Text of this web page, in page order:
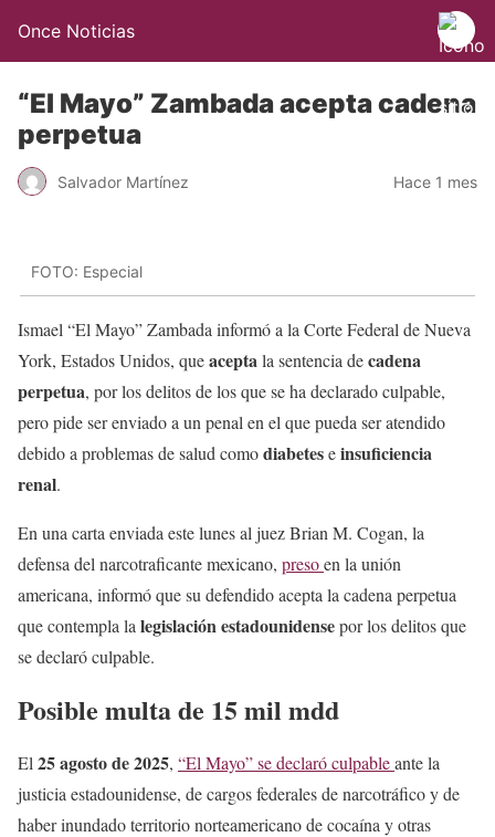
Once Noticias
“El Mayo” Zambada acepta cadena
perpetua
Salvador Martínez Hace 1 mes
FOTO: Especial
Ismael “El Mayo” Zambada informó a la Corte Federal de Nueva
York, Estados Unidos, queaceptala sentencia decadena
perpetua, por los delitos de los que se ha declarado culpable,
pero pide ser enviado a un penal en el que pueda ser atendido
debido a problemas de salud comodiabeteseinsuficiencia
renal.
En una carta enviada este lunes al juez Brian M. Cogan, la
defensa del narcotraficante mexicano, presoen la unión
americana, informó que su defendido acepta la cadena perpetua
que contempla la legislación estadounidensepor los delitos que
se declaró culpable.
Posible multa de 15 mil mdd
El 25 agosto de 2025, “El Mayo” se declaró culpableante la
justicia estadounidense, de cargos federales de narcotráfico y de
haber inundado territorio norteamericano de cocaína y otras